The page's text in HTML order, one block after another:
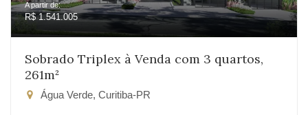
A partir de:
R$ 1.541.005
Sobrado Triplex à Venda com 3 quartos,
261m²
Água Verde, Curitiba-PR